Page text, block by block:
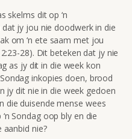
skelms dit op ‘n
jy jou nie doodwerk in die
om ‘n ete saam met jou
28). Dit beteken dat jy nie
as jy dit in die week kon
inkopies doen, brood
jy dit nie in die week gedoen
die duisende mense wees
Sondag oop bly en die
nie?